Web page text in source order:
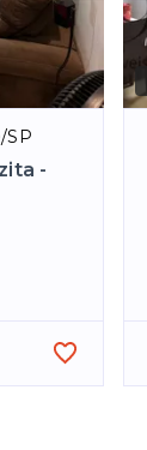
SP
-